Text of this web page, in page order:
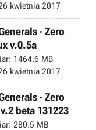
kwietnia 2017
- Zero
v.0.5a
1464.6 MB
kwietnia 2017
- Zero
beta 131223
280.5 MB